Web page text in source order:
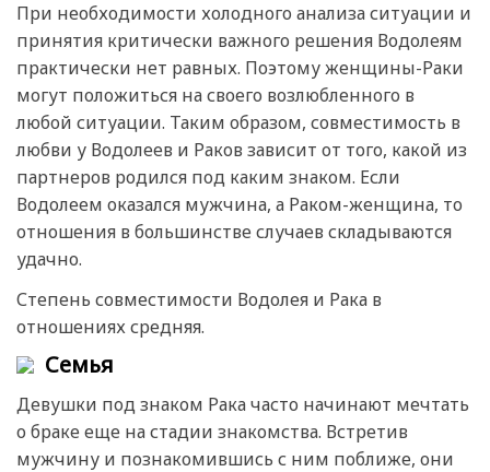
При необходимости холодного анализа ситуации и
принятия критически важного решения Водолеям
практически нет равных. Поэтому женщины-Раки
могут положиться на своего возлюбленного в
любой ситуации. Таким образом, совместимость в
любви у Водолеев и Раков зависит от того, какой из
партнеров родился под каким знаком. Если
Водолеем оказался мужчина, а Раком-женщина, то
отношения в большинстве случаев складываются
удачно.
Степень совместимости Водолея и Рака в
отношениях средняя.
Семья
Девушки под знаком Рака часто начинают мечтать
о браке еще на стадии знакомства. Встретив
мужчину и познакомившись с ним поближе, они